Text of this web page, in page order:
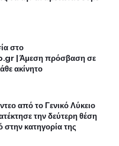
στο
| Άμεση πρόσβαση σε
ακίνητο
από το Γενικό Λύκειο
την δεύτερη θέση
στην κατηγορία της